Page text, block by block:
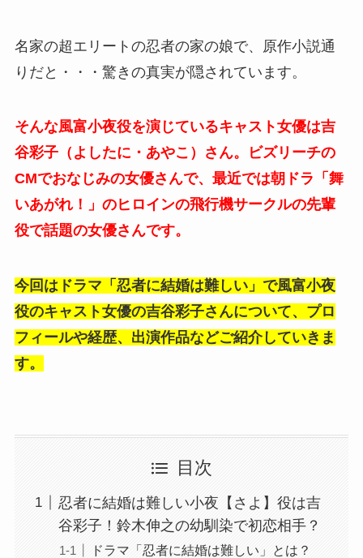
名家の超エリートの忍者の家の娘で、原作小説通
りだと・・・驚きの真実が隠されています。
そんな風富小夜役を演じているキャスト女優は吉
谷彩子（よしたに・あやこ）さん。ビズリーチの
CMでおなじみの女優さんで、最近では朝ドラ「舞
いあがれ！」のヒロインの飛行機サークルの先輩
役で話題の女優さんです。
今回はドラマ「忍者に結婚は難しい」で風富小夜
役のキャスト女優の吉谷彩子さんについて、プロ
フィールや経歴、出演作品などご紹介していきま
す。
目次
忍者に結婚は難しい小夜【さよ】役は吉
谷彩子！鈴木伸之の幼馴染で初恋相手？
ドラマ「忍者に結婚は難しい」とは？